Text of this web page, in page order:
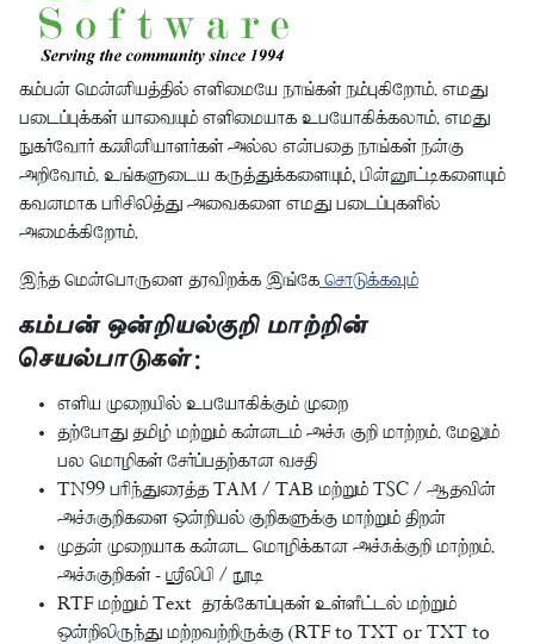
கம்பன் மென்னியத்தில் எளிமையே நாங்கள் நம்புகிறோம். எமது
படைப்புக்கள் யாவையும் எளிமையாக உபயோகிக்கலாம். எமது
நுகர்வோர் கணினியாளர்கள் அல்ல என்பதை நாங்கள் நன்கு
அறிவோம். உங்களுடைய கருத்துக்களையும், பின்னூட்டிகளையும்
கவனமாக பரிசிலித்து அவைகளை எமது படைப்புகளில்
அமைக்கிறோம்.
இந்த மென்பொருளை தரவிறக்க இங்கே சொடுக்கவும்
கம்பன் ஒன்றியல்குறி மாற்றின்
செயல்பாடுகள்:
எளிய முறையில் உபயோகிக்கும் முறை
தற்போது தமிழ் மற்றும் கன்னடம் அச்சு குறி மாற்றம். மேலும்
பல மொழிகள் சேர்ப்பதற்கான வசதி
TN99 பரிந்துரைத்த TAM / TAB மற்றும் TSC / ஆதவின்
அச்சுகுறிகளை ஒன்றியல் குறிகளுக்கு மாற்றும் திறன்
முதன் முறையாக கன்னட மொழிக்கான அச்சுக்குறி மாற்றம்.
அச்சுகுறிகள் - ஸ்ரீலிபி / நூடி
RTF மற்றும் Text தரக்கோப்புகள் உள்ளீட்டல் மற்றும்
ஒன்றிலிருந்து மற்றவற்றிருக்கு (RTF to TXT or TXT to